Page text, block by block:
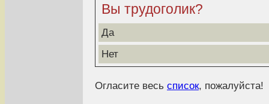
Вы трудоголик?
Да
Нет
Огласите весь список, пожалуйста!